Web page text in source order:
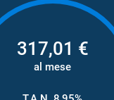
317,01 €
al mese